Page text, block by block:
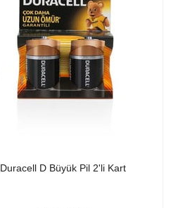
Duracell D Büyük Pil 2'li Kart